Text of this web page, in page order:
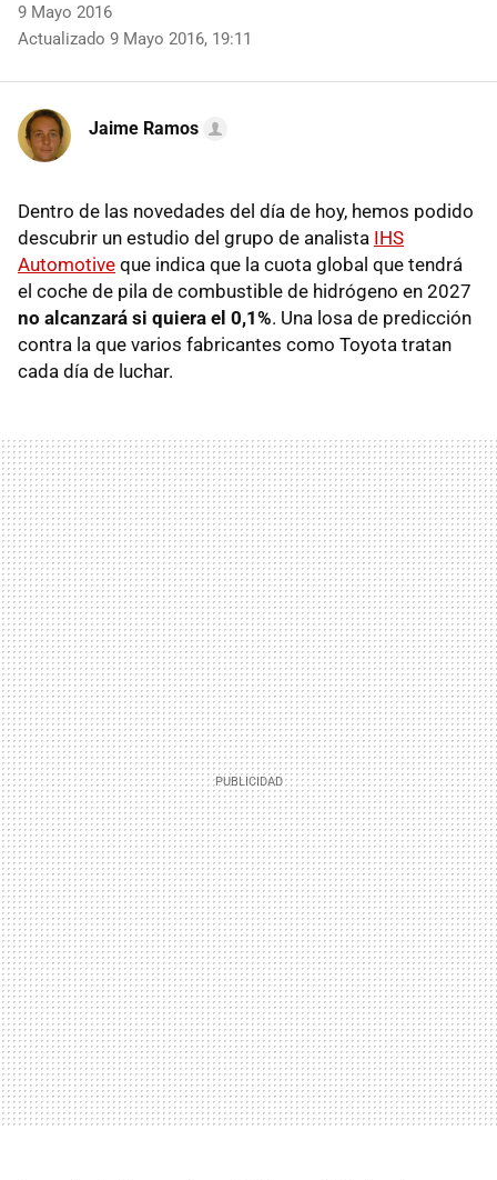
9 Mayo 2016
Actualizado 9 Mayo 2016, 19:11
Jaime Ramos
Dentro de las novedades del día de hoy, hemos podido
descubrir un estudio del grupo de analista IHS
Automotive que indica que la cuota global que tendrá
el coche de pila de combustible de hidrógeno en 2027
no alcanzará si quiera el 0,1%. Una losa de predicción
contra la que varios fabricantes como Toyota tratan
cada día de luchar.